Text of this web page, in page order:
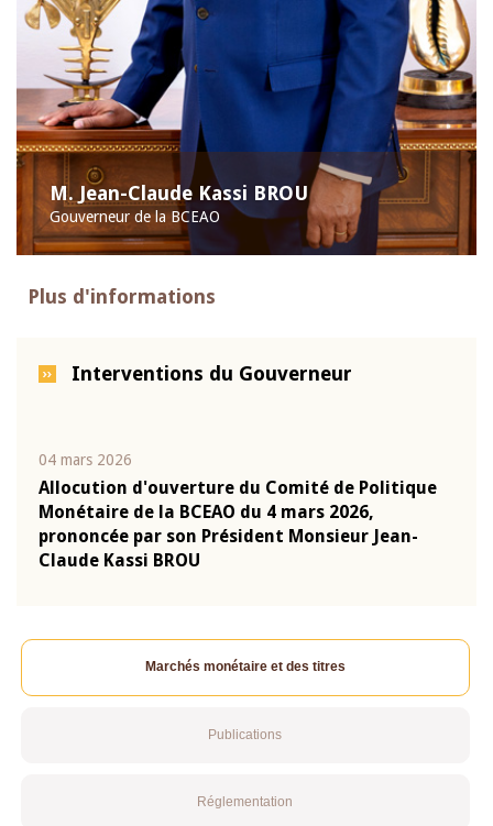
M. Jean-Claude Kassi BROU
Gouverneur de la BCEAO
Plus d'informations
Interventions du Gouverneur
04 mars 2026
Allocution d'ouverture du Comité de Politique
Monétaire de la BCEAO du 4 mars 2026,
prononcée par son Président Monsieur Jean-
Claude Kassi BROU
Marchés monétaire et des titres
Publications
Réglementation